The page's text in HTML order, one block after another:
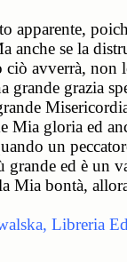
apparente,
se la
ciò avverrà, non
grazia
Mia gloria ed
un
ed è un
Mia bontà,
Libreria